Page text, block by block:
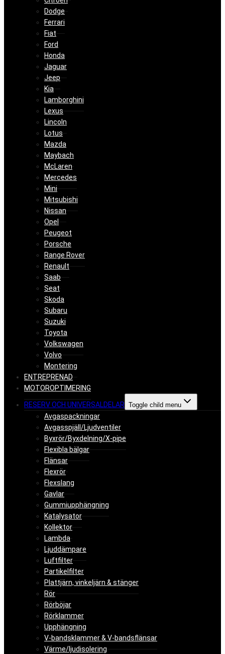
Dodge
Ferrari
Fiat
Ford
Honda
Jaguar
Jeep
Kia
Lamborghini
Lexus
Lincoln
Lotus
Mazda
Maybach
McLaren
Mercedes
Mini
Mitsubishi
Nissan
Opel
Peugeot
Porsche
Range Rover
Renault
Saab
Seat
Skoda
Subaru
Suzuki
Toyota
Volkswagen
Volvo
Montering
ENTREPRENAD
MOTOROPTIMERING
RESERV OCH UNIVERSALDELAR Toggle child menu
Avgaspackningar
Avgasspjäll/Ljudventiler
Byxrör/Byxdelning/X-pipe
Flexibla bälgar
Flänsar
Flexrör
Flexslang
Gavlar
Gummiupphängning
Katalysator
Kollektor
Lambda
Ljuddämpare
Luftfilter
Partikelfilter
Plattjärn, vinkeljärn & stänger
Rör
Rörböjar
Rörklammer
Upphängning
V-bandsklammer & V-bandsflänsar
Värme/ljudisolering